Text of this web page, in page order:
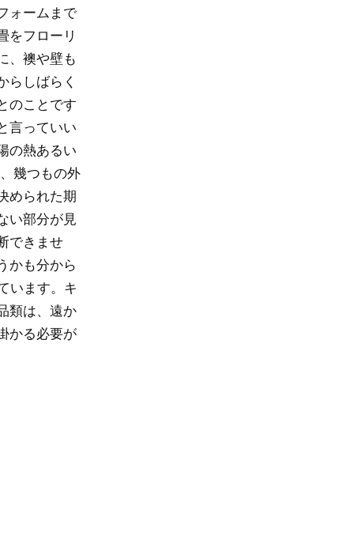
ォームまで
をフローリ
、襖や壁も
らしばらく
のことです
言っていい
の熱あるい
幾つもの外
められた期
い部分が見
できませ
かも分から
います。キ
類は、遠か
かる必要が